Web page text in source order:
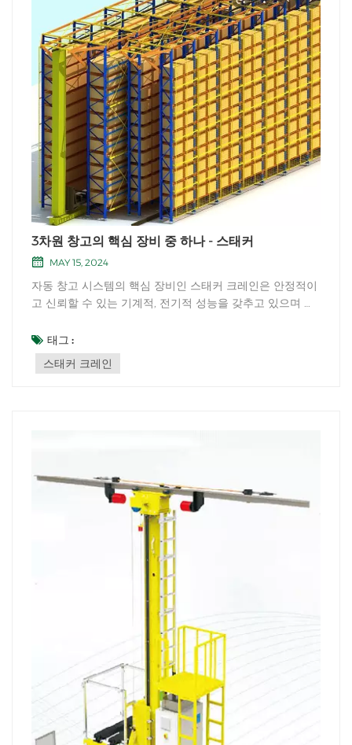
3차원 창고의 핵심 장비 중 하나 - 스태커
MAY 15, 2024
자동 창고 시스템의 핵심 장비인 스태커 크레인은 안정적이
고 신뢰할 수 있는 기계적, 전기적 성능을 갖추고 있으며 우
벽하게 충족합니다. 스태커 크레인에는 주로 세 가지 이동
방향이 있습니다. 걷기: 스태커는 모터에 의해 구동되는 터
널을 따라 앞뒤로 움직입...
태그 :
스태커 크레인